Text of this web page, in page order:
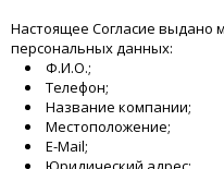
Настоящее Согласие выдано
персональных данных:
Ф.И.О.;
Телефон;
Название компании;
Местоположение;
E-Mail;